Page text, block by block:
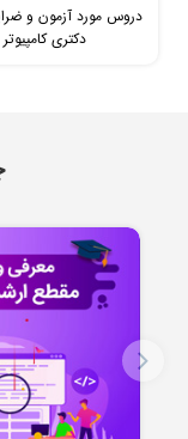
سهمیه شاگرد اولی در
دروس مورد آزمون و
دکتری کامپیوتر